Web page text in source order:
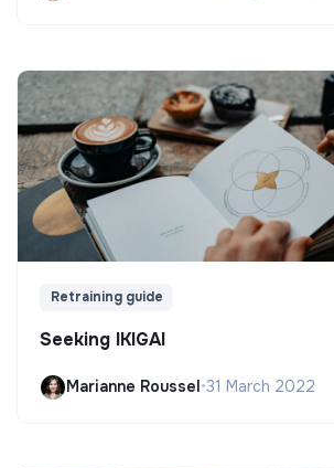
Retraining guide
Seeking IKIGAI
Marianne Roussel•31 March 2022